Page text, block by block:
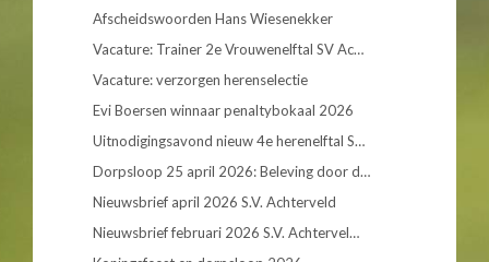
Afscheidswoorden Hans Wiesenekker
Vacature: Trainer 2e Vrouwenelftal SV Ac…
Vacature: verzorgen herenselectie
Evi Boersen winnaar penaltybokaal 2026
Uitnodigingsavond nieuw 4e herenelftal S…
Dorpsloop 25 april 2026: Beleving door d…
Nieuwsbrief april 2026 S.V. Achterveld
Nieuwsbrief februari 2026 S.V. Achtervel…